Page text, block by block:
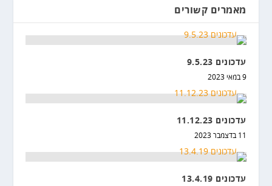
מאמרים קשורים
עדכונים 9.5.23
9 במאי 2023
עדכונים 11.12.23
11 בדצמבר 2023
עדכונים 13.4.19